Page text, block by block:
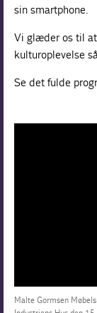
sin smartphone.
Vi glæder os til
kulturoplevelse
Se det fulde
Malte Gormsen